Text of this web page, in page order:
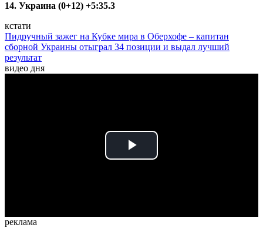
14. Украина (0+12) +5:35.3
кстати
Пидручный зажег на Кубке мира в Оберхофе – капитан
сборной Украины отыграл 34 позиции и выдал лучший
результат
видео дня
Play
реклама